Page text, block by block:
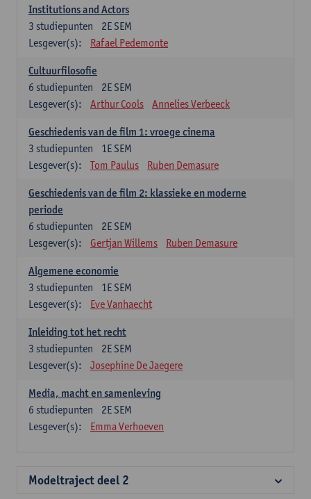
Institutions and Actors
2E SEM
3 studiepunten
Lesgever(s):
Rafael Pedemonte
Cultuurfilosofie
2E SEM
6 studiepunten
Lesgever(s):
Arthur Cools Annelies Verbeeck
Geschiedenis van de film 1: vroege cinema
1E SEM
3 studiepunten
Lesgever(s):
Tom Paulus Ruben Demasure
Geschiedenis van de film 2: klassieke en moderne
periode
2E SEM
6 studiepunten
Lesgever(s):
Gertjan Willems Ruben Demasure
Algemene economie
1E SEM
3 studiepunten
Lesgever(s):
Eve Vanhaecht
Inleiding tot het recht
2E SEM
3 studiepunten
Lesgever(s):
Josephine De Jaegere
Media, macht en samenleving
2E SEM
6 studiepunten
Lesgever(s):
Emma Verhoeven
Modeltraject deel 2